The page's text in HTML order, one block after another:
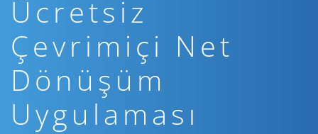
Ücretsiz
Çevrimiçi Net
Dönüşüm
Uygulaması